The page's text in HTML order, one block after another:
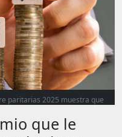
paritarias 2025 muestra que
que le